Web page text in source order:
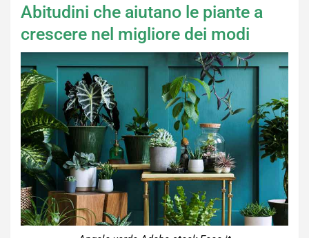
Abitudini che aiutano le piante a
crescere nel migliore dei modi